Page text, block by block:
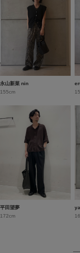
永山新菜 nin
155cm
平田望夢
172cm